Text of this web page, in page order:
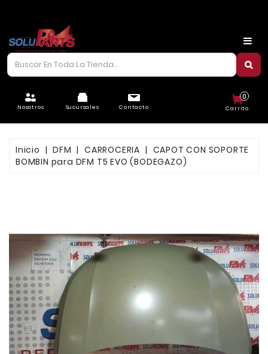
Nosotros Sucursales Contacto Carrito
0
CARROCERÍA
ELÉCTRICO
FRENOS
SUSPENSIÓN
Inicio DFM CARROCERIA
CAPOT CON SOPORTE
BOMBIN para DFM T5 EVO (BODEGAZO)